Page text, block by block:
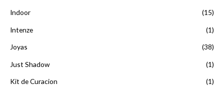
Indoor (15)
Intenze (1)
Joyas (38)
Just Shadow (1)
Kit de Curacion (1)